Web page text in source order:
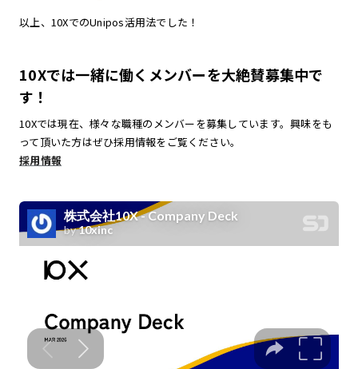
以上、10XでのUnipos活用法でした！
10Xでは一緒に働くメンバーを大絶賛募集中で
す！
10Xでは現在、様々な職種のメンバーを募集しています。興味をも
って頂いた方はぜひ採用情報をご覧ください。
採用情報